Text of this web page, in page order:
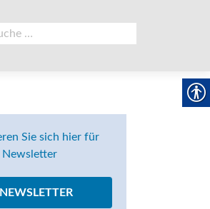
Sie sich hier für
Newsletter
NEWSLETTER